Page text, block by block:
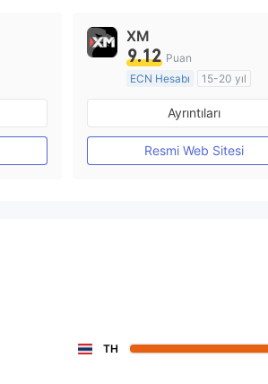
Düzenleyici Ülke/Bölge: Birleşik Krallık
XM
9.12 Puan
ECN Hesabı
15-20 yıl
Pazar Yapıcılık (MM)
MT4 Tam Lisans
Ayrıntıları
Resmi Web Sitesi
TH